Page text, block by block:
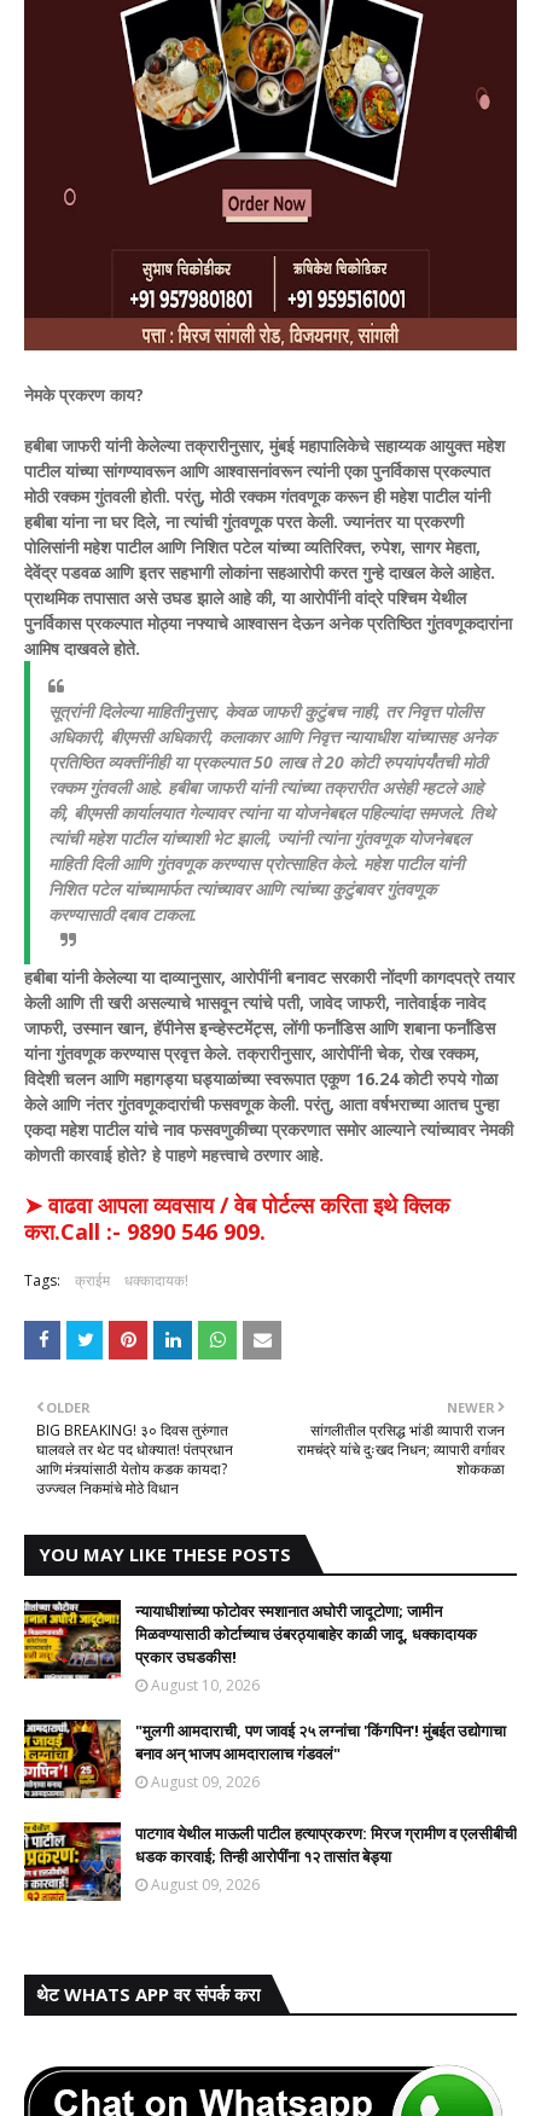
नेमके प्रकरण काय?
हबीबा जाफरी यांनी केलेल्या तक्रारीनुसार, मुंबई महापालिकेचे सहाय्यक आयुक्त महेश
पाटील यांच्या सांगण्यावरून आणि आश्वासनांवरून त्यांनी एका पुनर्विकास प्रकल्पात
मोठी रक्कम गुंतवली होती. परंतु, मोठी रक्कम गंतवणूक करून ही महेश पाटील यांनी
हबीबा यांना ना घर दिले, ना त्यांची गुंतवणूक परत केली. ज्यानंतर या प्रकरणी
पोलिसांनी महेश पाटील आणि निशित पटेल यांच्या व्यतिरिक्त, रुपेश, सागर मेहता,
देवेंद्र पडवळ आणि इतर सहभागी लोकांना सहआरोपी करत गुन्हे दाखल केले आहेत.
प्राथमिक तपासात असे उघड झाले आहे की, या आरोपींनी वांद्रे पश्चिम येथील
पुनर्विकास प्रकल्पात मोठ्या नफ्याचे आश्वासन देऊन अनेक प्रतिष्ठित गुंतवणूकदारांना
आमिष दाखवले होते.
सूत्रांनी दिलेल्या माहितीनुसार, केवळ जाफरी कुटुंबच नाही, तर निवृत्त पोलीस
अधिकारी, बीएमसी अधिकारी, कलाकार आणि निवृत्त न्यायाधीश यांच्यासह अनेक
प्रतिष्ठित व्यक्तींनीही या प्रकल्पात 50 लाख ते 20 कोटी रुपयांपर्यंतची मोठी
रक्कम गुंतवली आहे. हबीबा जाफरी यांनी त्यांच्या तक्रारीत असेही म्हटले आहे
की, बीएमसी कार्यालयात गेल्यावर त्यांना या योजनेबद्दल पहिल्यांदा समजले. तिथे
त्यांची महेश पाटील यांच्याशी भेट झाली, ज्यांनी त्यांना गुंतवणूक योजनेबद्दल
माहिती दिली आणि गुंतवणूक करण्यास प्रोत्साहित केले. महेश पाटील यांनी
निशित पटेल यांच्यामार्फत त्यांच्यावर आणि त्यांच्या कुटुंबावर गुंतवणूक
करण्यासाठी दबाव टाकला.
हबीबा यांनी केलेल्या या दाव्यानुसार, आरोपींनी बनावट सरकारी नोंदणी कागदपत्रे तयार
केली आणि ती खरी असल्याचे भासवून त्यांचे पती, जावेद जाफरी, नातेवाईक नावेद
जाफरी, उस्मान खान, हॅपीनेस इन्व्हेस्टमेंट्स, लोंगी फर्नांडिस आणि शबाना फर्नांडिस
यांना गुंतवणूक करण्यास प्रवृत्त केले. तक्रारीनुसार, आरोपींनी चेक, रोख रक्कम,
विदेशी चलन आणि महागड्या घड्याळांच्या स्वरूपात एकूण 16.24 कोटी रुपये गोळा
केले आणि नंतर गुंतवणूकदारांची फसवणूक केली. परंतु, आता वर्षभराच्या आतच पुन्हा
एकदा महेश पाटील यांचे नाव फसवणुकीच्या प्रकरणात समोर आल्याने त्यांच्यावर नेमकी
कोणती कारवाई होते? हे पाहणे महत्त्वाचे ठरणार आहे.
➤ वाढवा आपला व्यवसाय / वेब पोर्टल्स करिता इथे क्लिक
करा.Call :- 9890 546 909.
Tags: क्राईम धक्कादायक!
NEWER
सांगलीतील प्रसिद्ध भांडी व्यापारी राजन
रामचंद्रे यांचे दुःखद निधन; व्यापारी वर्गावर
शोककळा
OLDER
BIG BREAKING! ३० दिवस तुरुंगात
घालवले तर थेट पद धोक्यात! पंतप्रधान
आणि मंत्र्यांसाठी येतोय कडक कायदा?
उज्ज्वल निकमांचे मोठे विधान
YOU MAY LIKE THESE POSTS
न्यायाधीशांच्या फोटोवर स्मशानात अघोरी जादूटोणा; जामीन
मिळवण्यासाठी कोर्टाच्याच उंबरठ्याबाहेर काळी जादू, धक्कादायक
प्रकार उघडकीस!
August 10, 2026
"मुलगी आमदाराची, पण जावई २५ लग्नांचा 'किंगपिन'! मुंबईत उद्योगाचा
बनाव अन् भाजप आमदारालाच गंडवलं"
August 09, 2026
पाटगाव येथील माऊली पाटील हत्याप्रकरण: मिरज ग्रामीण व एलसीबीची
धडक कारवाई; तिन्ही आरोपींना १२ तासांत बेड्या
August 09, 2026
थेट WHATS APP वर संपर्क करा